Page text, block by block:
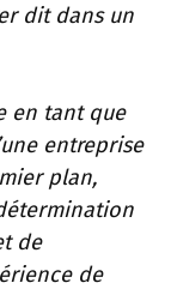
dit dans un
en tant que
entreprise
plan,
de
de